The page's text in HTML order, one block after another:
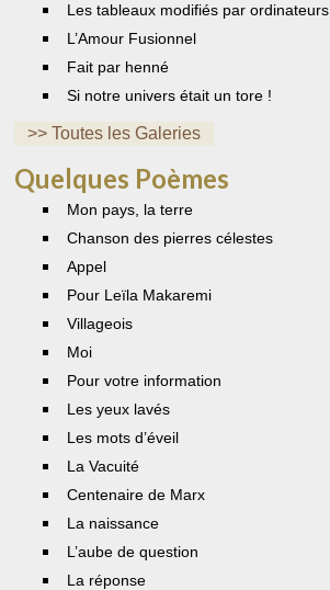
Les tableaux modifiés par ordinateurs
L’Amour Fusionnel
Fait par henné
Si notre univers était un tore !
>> Toutes les Galeries
Quelques Poèmes
Mon pays, la terre
Chanson des pierres célestes
Appel
Pour Leïla Makaremi
Villageois
Moi
Pour votre information
Les yeux lavés
Les mots d’éveil
La Vacuité
Centenaire de Marx
La naissance
L’aube de question
La réponse